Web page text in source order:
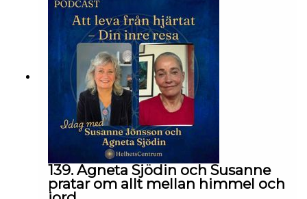
139. Agneta Sjödin och Susanne
pratar om allt mellan himmel och